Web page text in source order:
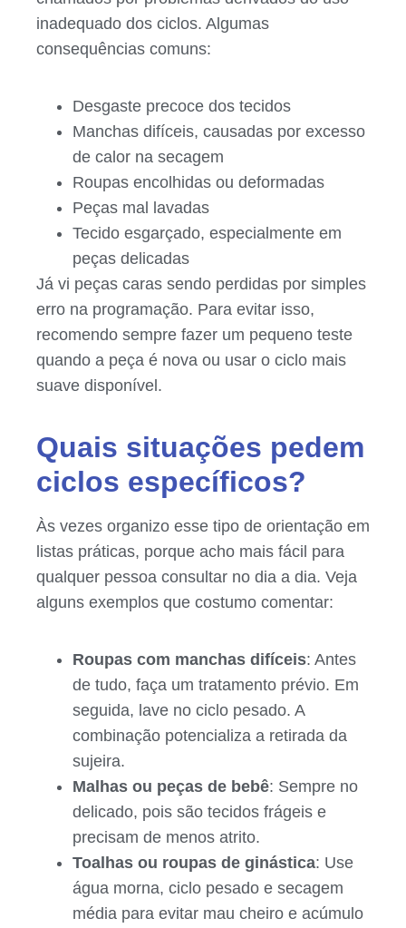
inadequado dos ciclos. Algumas
consequências comuns:
Desgaste precoce dos tecidos
Manchas difíceis, causadas por excesso
de calor na secagem
Roupas encolhidas ou deformadas
Peças mal lavadas
Tecido esgarçado, especialmente em
peças delicadas
Já vi peças caras sendo perdidas por simples
erro na programação. Para evitar isso,
recomendo sempre fazer um pequeno teste
quando a peça é nova ou usar o ciclo mais
suave disponível.
Quais situações pedem
ciclos específicos?
Às vezes organizo esse tipo de orientação em
listas práticas, porque acho mais fácil para
qualquer pessoa consultar no dia a dia. Veja
alguns exemplos que costumo comentar:
Roupas com manchas difíceis: Antes
de tudo, faça um tratamento prévio. Em
seguida, lave no ciclo pesado. A
combinação potencializa a retirada da
sujeira.
Malhas ou peças de bebê: Sempre no
delicado, pois são tecidos frágeis e
precisam de menos atrito.
Toalhas ou roupas de ginástica: Use
água morna, ciclo pesado e secagem
média para evitar mau cheiro e acúmulo